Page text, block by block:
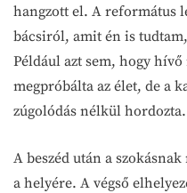
hangzott el. A református
bácsiról, amit én is
Például azt sem, hogy
megpróbálta az élet, de a
zúgolódás nélkül hordozta.
A beszéd után a
a helyére. A végső